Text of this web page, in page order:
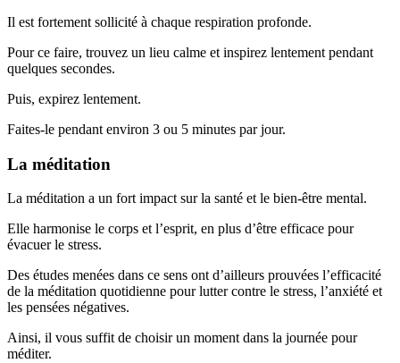
Il est fortement sollicité à chaque respiration profonde.
Pour ce faire, trouvez un lieu calme et inspirez lentement pendant
quelques secondes.
Puis, expirez lentement.
Faites-le pendant environ 3 ou 5 minutes par jour.
La méditation
La méditation a un fort impact sur la santé et le bien-être mental.
Elle harmonise le corps et l’esprit, en plus d’être efficace pour
évacuer le stress.
Des études menées dans ce sens ont d’ailleurs prouvées l’efficacité
de la méditation quotidienne pour lutter contre le stress, l’anxiété et
les pensées négatives.
Ainsi, il vous suffit de choisir un moment dans la journée pour
méditer.